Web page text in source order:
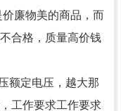
廉物美的商品，而
合格，质量高价钱
额定电压，越大那
工作要求工作要求